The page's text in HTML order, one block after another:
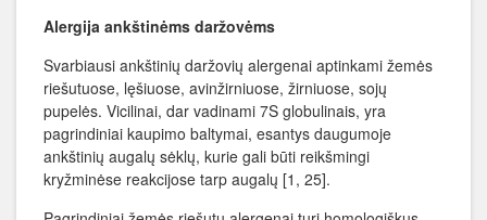
Alergija ankštinėms daržovėms
Svarbiausi ankštinių daržovių alergenai aptinkami žemės
riešutuose, lęšiuose, avinžirniuose, žirniuose, sojų
pupelės. Vicilinai, dar vadinami 7S globulinais, yra
pagrindiniai kaupimo baltymai, esantys daugumoje
ankštinių augalų sėklų, kurie gali būti reikšmingi
kryžminėse reakcijose tarp augalų [1, 25].